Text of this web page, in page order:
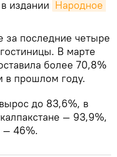
издании Народное
за последние четыре
В марте
более 70,8%
в прошлом году.
до 83,6%, в
— 93,9%,
— 46%.